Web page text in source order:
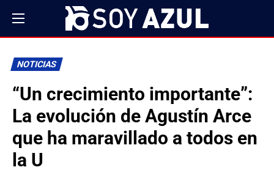
NOTICIAS
“Un crecimiento importante”:
La evolución de Agustín Arce
que ha maravillado a todos en
la U